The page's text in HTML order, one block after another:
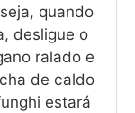
quando
desligue o
ralado e
de caldo
estará